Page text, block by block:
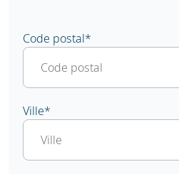
Code postal*
Ville*